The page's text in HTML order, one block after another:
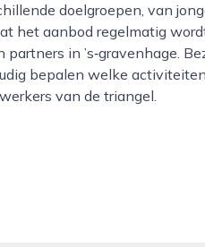
doelgroepen, van
het aanbod regelmatig
in ’s‑gravenhage.
bepalen welke
van de triangel.